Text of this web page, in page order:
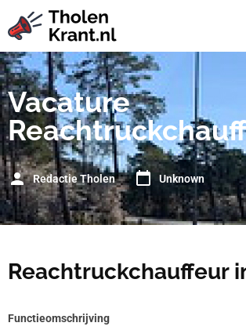
Vacature
Redactie Tholen Unknown
Reachtruckchauffeur
Functieomschrijving